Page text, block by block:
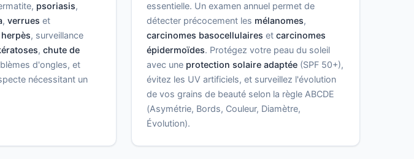
psoriasis,
,verrues et
herpès, surveillance
,chute de
d'ongles, et
nécessitant un
essentielle. Un examen annuel permet de
détecter précocement les mélanomes,
carcinomes basocellulaires et carcinomes
épidermoïdes. Protégez votre peau du soleil
avec une protection solaire adaptée(SPF 50+),
évitez les UV artificiels, et surveillez l'évolution
de vos grains de beauté selon la règle ABCDE
(Asymétrie, Bords, Couleur, Diamètre,
Évolution).